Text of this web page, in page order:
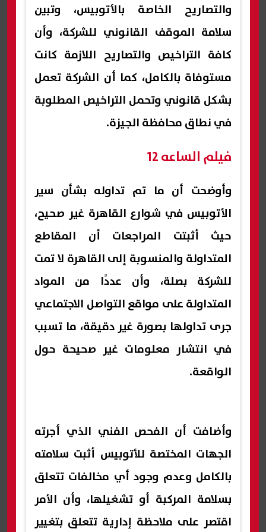
والتصاريح الخاصة بالأتوبيس، وتبين
سلامة الموقف القانوني للشركة، وأن
كافة التراخيص والتصاريح اللازمة كانت
مستوفاة بالكامل، كما أن الشركة تعمل
بشكل قانوني وتحمل التراخيص المطلوبة
في نطاق محافظة الجيزة.
فيلم الساعه 12
وأوضحت أن ما تم تداوله بشأن سير
الأتوبيس في شوارع القاهرة غير صحيح،
حيث أثبتت المراجعات أن المقاطع
المتداولة والمنسوبة إلى القاهرة لا تمت
للشركة بصلة، وأن عددًا من المواد
المتداولة على مواقع التواصل الاجتماعي
جرى تداولها بصورة غير دقيقة، ما تسبب
في انتشار معلومات غير صحيحة حول
الواقعة.
وأضافت أن الفحص الفني الذي أجرته
الجهات المختصة للأتوبيس أثبت سلامته
بالكامل وعدم وجود أي مخالفات تتعلق
بسلامة المركبة أو تشغيلها، وأن الأمر
اقتصر على ملاحظة إدارية تتعلق بتغيير